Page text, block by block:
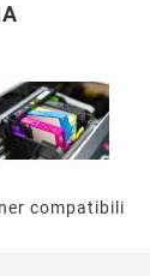
compatibili